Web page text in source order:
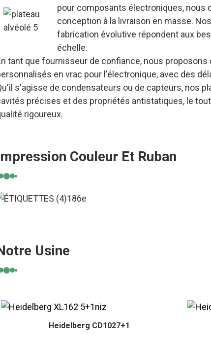
pour composants électroniques, nous
conception à la livraison en masse.
fabrication évolutive répondent aux
échelle.
tant que fournisseur de confiance, nous proposons
en vrac pour l'électronique, avec des
s'agisse de condensateurs ou de capteurs, nos
précises et des propriétés antistatiques, le
rigoureux.
Couleur Et Ruban
Usine
Heidelberg CD1027+1